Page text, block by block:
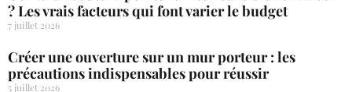
? Les vrais facteurs qui font varier le budget
7 juillet 2026
Créer une ouverture sur un mur porteur : les
précautions indispensables pour réussir
5 juillet 2026